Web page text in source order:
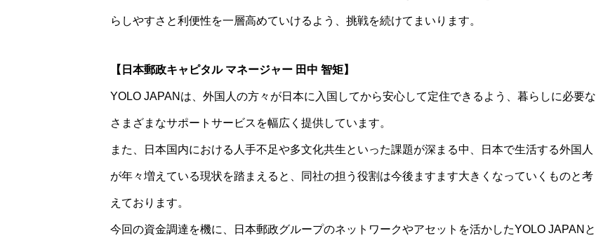
らしやすさと利便性を一層高めていけるよう、挑戦を続けてまいります。
【日本郵政キャピタル マネージャー 田中 智矩】
YOLO JAPANは、外国人の方々が日本に入国してから安心して定住できるよう、暮らしに必要な
さまざまなサポートサービスを幅広く提供しています。
また、日本国内における人手不足や多文化共生といった課題が深まる中、日本で生活する外国人
が年々増えている現状を踏まえると、同社の担う役割は今後ますます大きくなっていくものと考
えております。
今回の資金調達を機に、日本郵政グループのネットワークやアセットを活かしたYOLO JAPANと